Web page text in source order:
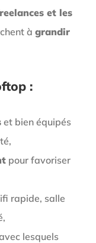
et les
à grandir
:
et bien équipés
pour favoriser
rapide, salle
lesquels